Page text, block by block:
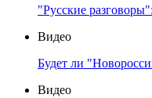
"Русские
Видео
Будет ли
Видео